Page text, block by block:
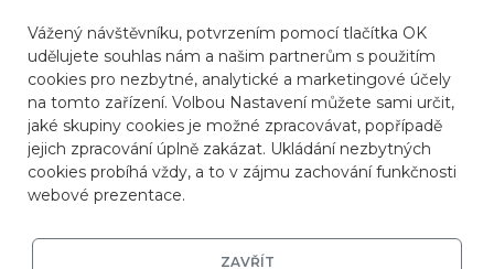
Vážený návštěvníku, potvrzením pomocí tlačítka OK
udělujete souhlas nám a našim partnerům s použitím
cookies pro nezbytné, analytické a marketingové účely
na tomto zařízení. Volbou Nastavení můžete sami určit,
jaké skupiny cookies je možné zpracovávat, popřípadě
jejich zpracování úplně zakázat. Ukládání nezbytných
cookies probíhá vždy, a to v zájmu zachování funkčnosti
webové prezentace.
ZAVŘÍT